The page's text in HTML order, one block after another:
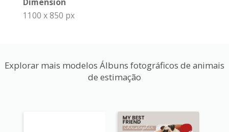
1100 x 850 px
Explorar mais modelos Álbuns fotográficos de animais
de estimação